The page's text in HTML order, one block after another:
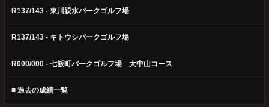
R137/143 - 東川親水パークゴルフ場
R137/143 - キトウシパークゴルフ場
R000/000 - 七飯町パークゴルフ場 大中山コース
■ 過去の成績一覧